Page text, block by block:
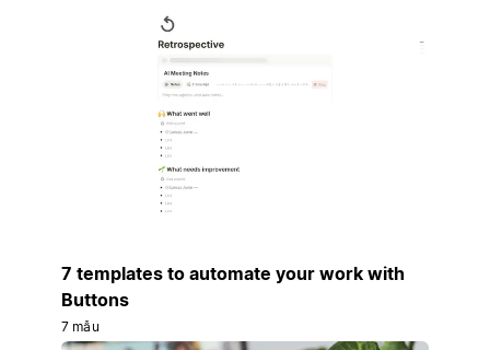
7 templates to automate your work with
Buttons
7 mẫu